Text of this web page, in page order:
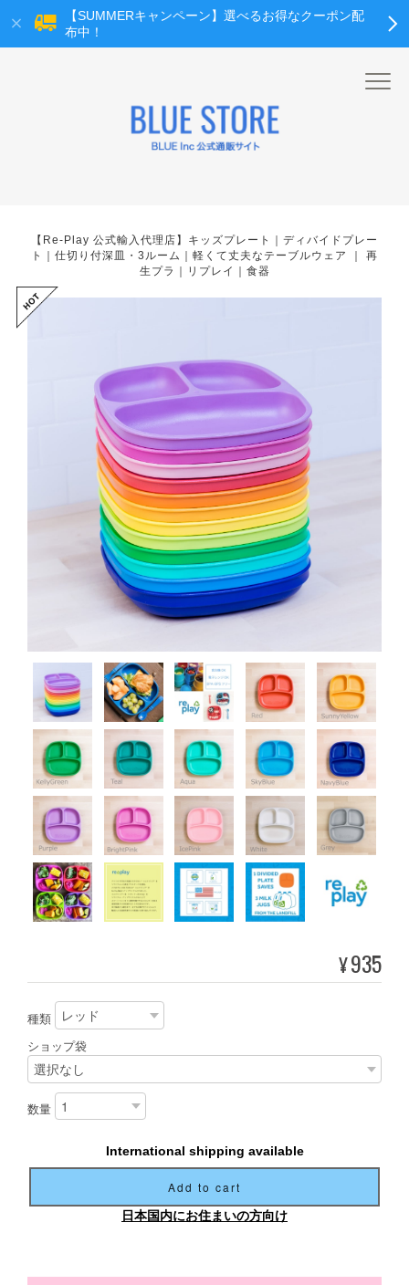
【SUMMERキャンペーン】選べるお得なクーポン配
布中！
【Re-Play 公式輸入代理店】キッズプレート｜ディバイドプレー
ト｜仕切り付深皿・3ルーム｜軽くて丈夫なテーブルウェア ｜ 再
生プラ｜リプレイ｜食器
¥935
種類
ショップ袋
数量
International shipping available
Add to cart
日本国内にお住まいの方向け